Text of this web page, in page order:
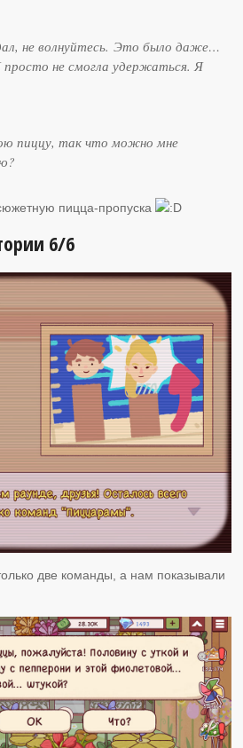
не волнуйтесь. Это было даже…
просто не смогла удержаться. Я
пиццу, так что можно мне
пицца-пропуска
6/6
две команды, а нам показывали